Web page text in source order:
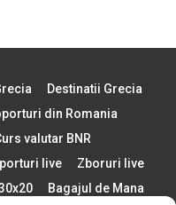
Destinatii Grecia
din Romania
valutar BNR
live
Zboruri live
Bagajul de Mana